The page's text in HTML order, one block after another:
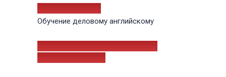
Обучение деловому английскому